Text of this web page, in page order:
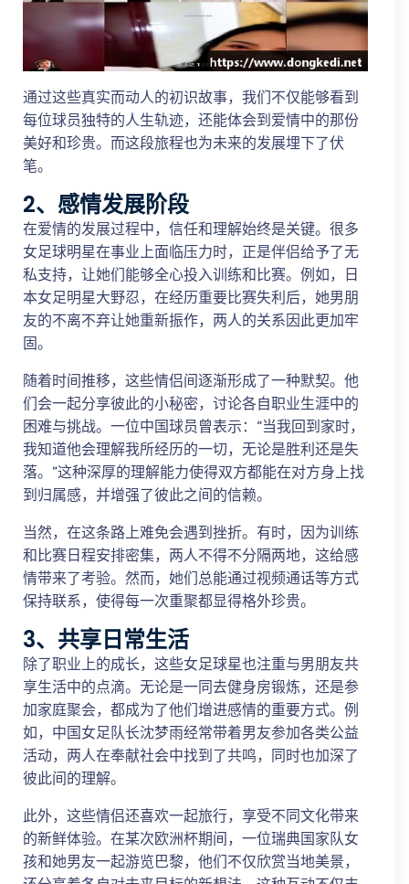
通过这些真实而动人的初识故事，我们不仅能够看到
每位球员独特的人生轨迹，还能体会到爱情中的那份
美好和珍贵。而这段旅程也为未来的发展埋下了伏
笔。
2、感情发展阶段
在爱情的发展过程中，信任和理解始终是关键。很多
女足球明星在事业上面临压力时，正是伴侣给予了无
私支持，让她们能够全心投入训练和比赛。例如，日
本女足明星大野忍，在经历重要比赛失利后，她男朋
友的不离不弃让她重新振作，两人的关系因此更加牢
固。
随着时间推移，这些情侣间逐渐形成了一种默契。他
们会一起分享彼此的小秘密，讨论各自职业生涯中的
困难与挑战。一位中国球员曾表示：“当我回到家时，
我知道他会理解我所经历的一切，无论是胜利还是失
落。”这种深厚的理解能力使得双方都能在对方身上找
到归属感，并增强了彼此之间的信赖。
当然，在这条路上难免会遇到挫折。有时，因为训练
和比赛日程安排密集，两人不得不分隔两地，这给感
情带来了考验。然而，她们总能通过视频通话等方式
保持联系，使得每一次重聚都显得格外珍贵。
3、共享日常生活
除了职业上的成长，这些女足球星也注重与男朋友共
享生活中的点滴。无论是一同去健身房锻炼，还是参
加家庭聚会，都成为了他们增进感情的重要方式。例
如，中国女足队长沈梦雨经常带着男友参加各类公益
活动，两人在奉献社会中找到了共鸣，同时也加深了
彼此间的理解。
此外，这些情侣还喜欢一起旅行，享受不同文化带来
的新鲜体验。在某次欧洲杯期间，一位瑞典国家队女
孩和她男友一起游览巴黎，他们不仅欣赏当地美景，